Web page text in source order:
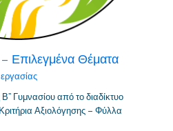
Επιλεγμένα Θέματα
Γυμνασίου από το διαδίκτυο
Αξιολόγησης – Φύλλα